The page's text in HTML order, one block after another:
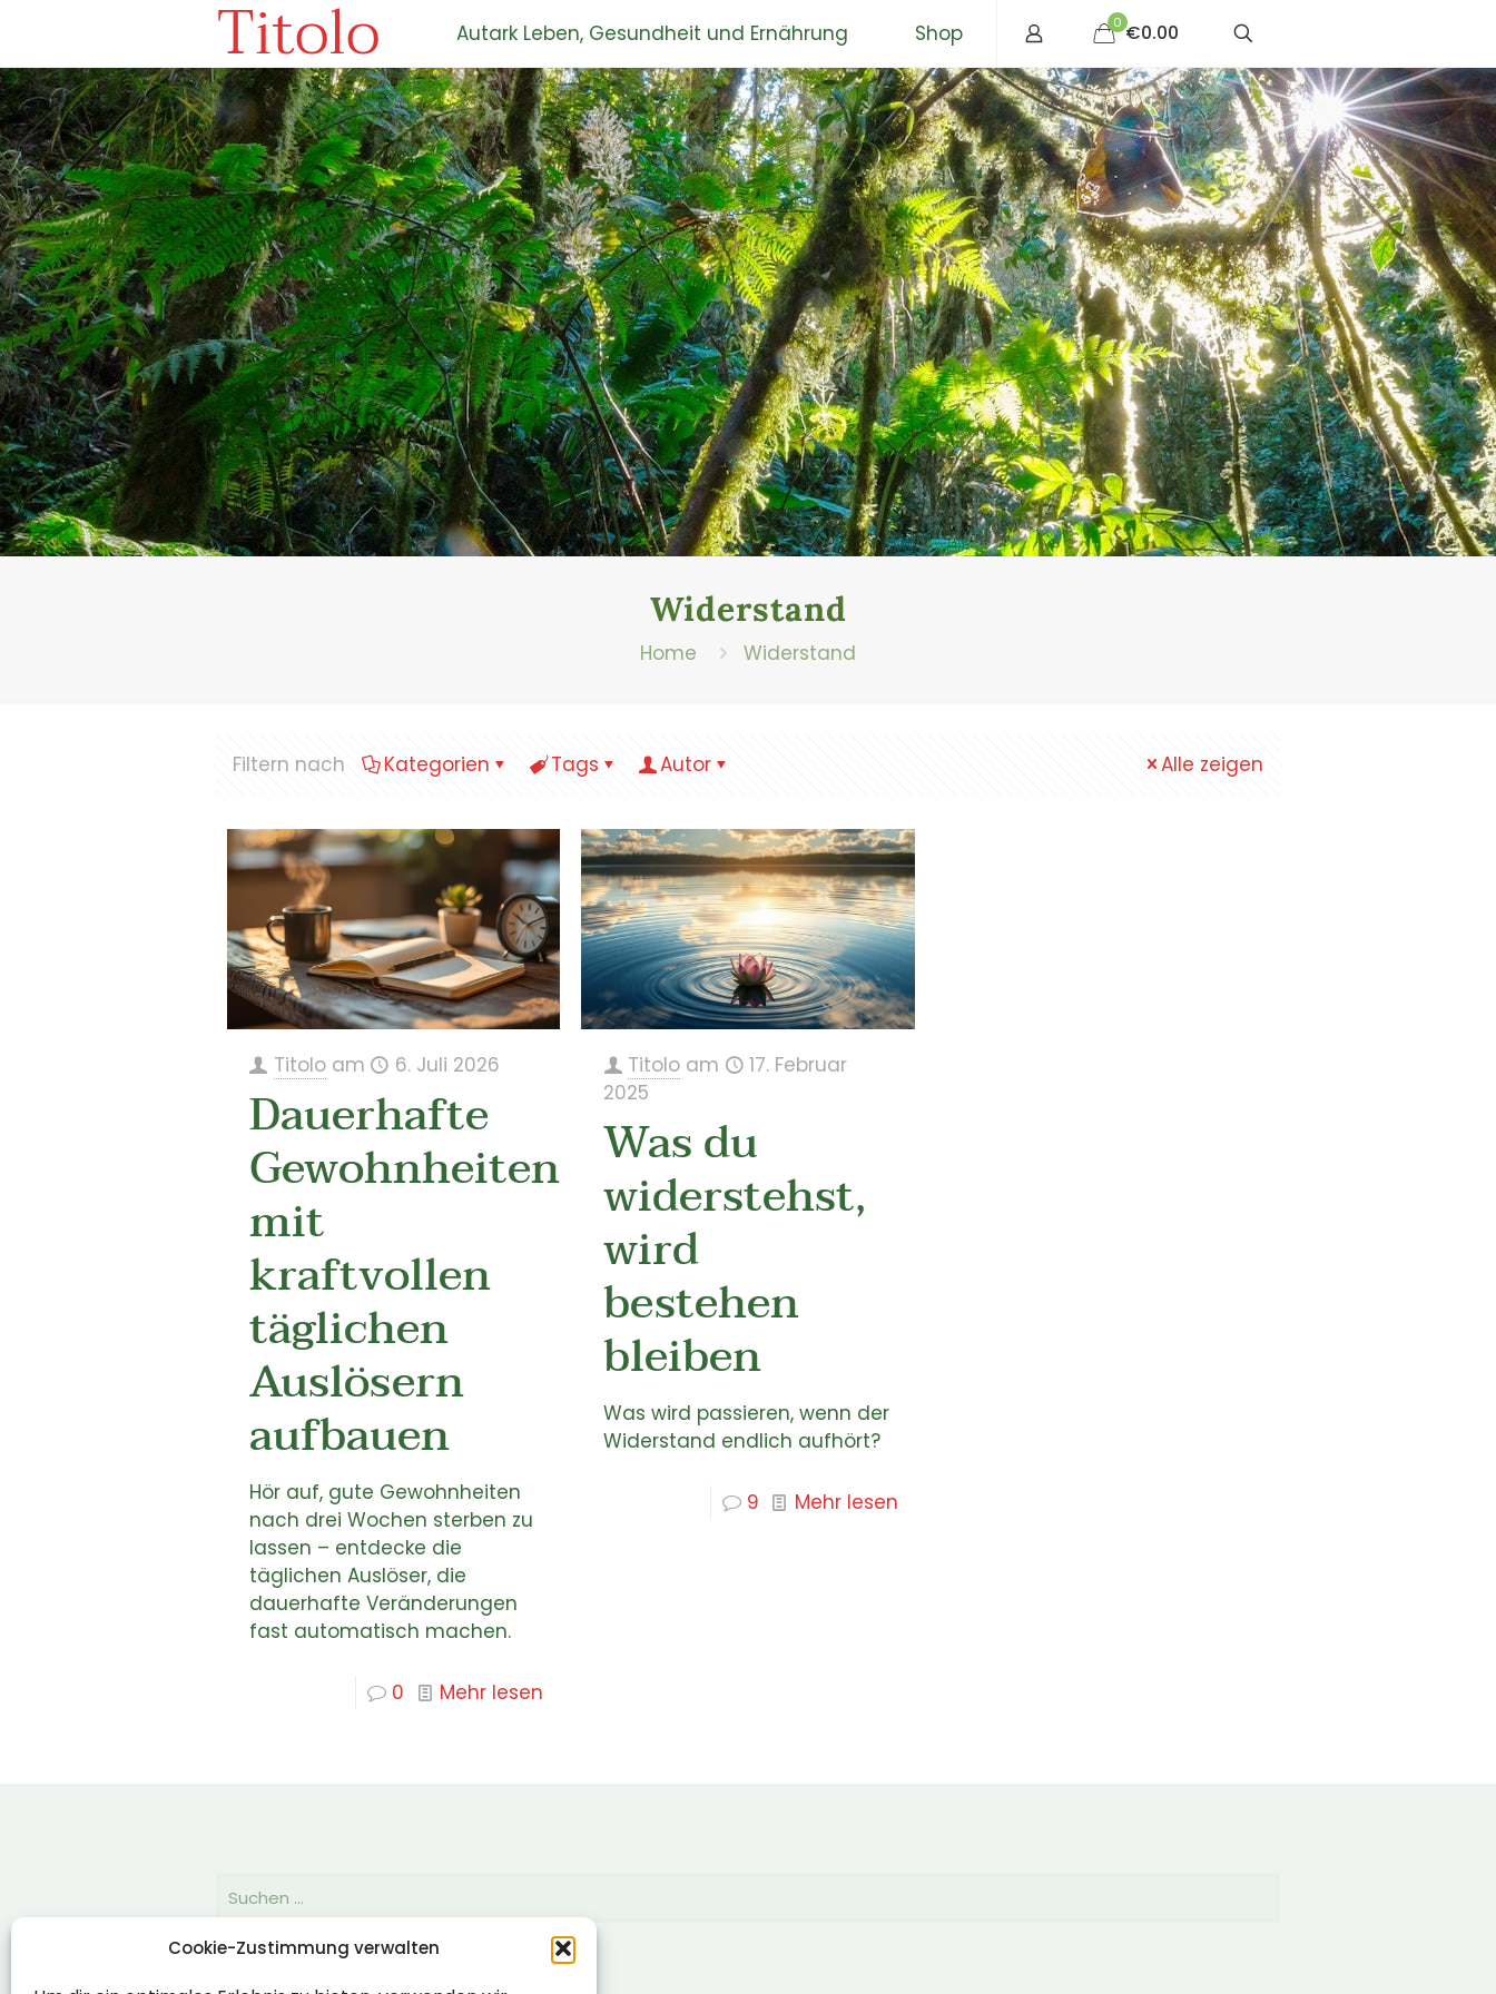
Cookie-Zustimmung verwalten
Titolo Autark Leben, Gesundheit und Ernährung Shop 0 €0.00
Widerstand
Home Widerstand
Filtern nach Kategorien Tags Autor Alle zeigen
Titolo am 6. Juli 2026
Dauerhafte
Gewohnheiten
mit
kraftvollen
täglichen
Auslösern
aufbauen
Hör auf, gute Gewohnheiten
nach drei Wochen sterben zu
lassen – entdecke die
täglichen Auslöser, die
dauerhafte Veränderungen
fast automatisch machen.
0 Mehr lesen
Titolo am
17. Februar
2025
Was du
widerstehst,
wird
bestehen
bleiben
Was wird passieren, wenn der
Widerstand endlich aufhört?
9 Mehr lesen